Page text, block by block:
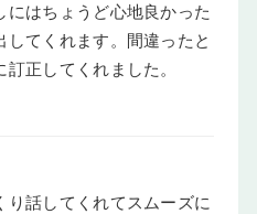
はちょうど心地良かった
てくれます。間違ったと
正してくれました。
話してくれてスムーズに